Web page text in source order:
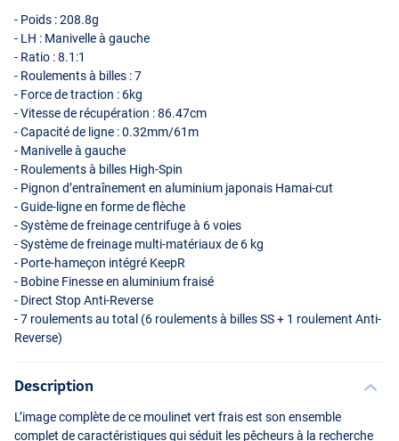
- Poids : 208.8g
- LH : Manivelle à gauche
- Ratio : 8.1:1
- Roulements à billes : 7
- Force de traction : 6kg
- Vitesse de récupération : 86.47cm
- Capacité de ligne : 0.32mm/61m
- Manivelle à gauche
- Roulements à billes High-Spin
- Pignon d’entraînement en aluminium japonais Hamai-cut
- Guide-ligne en forme de flèche
- Système de freinage centrifuge à 6 voies
- Système de freinage multi-matériaux de 6 kg
- Porte-hameçon intégré KeepR
- Bobine Finesse en aluminium fraisé
- Direct Stop Anti-Reverse
- 7 roulements au total (6 roulements à billes SS + 1 roulement Anti-
Reverse)
Description
L’image complète de ce moulinet vert frais est son ensemble
complet de caractéristiques qui séduit les pêcheurs à la recherche